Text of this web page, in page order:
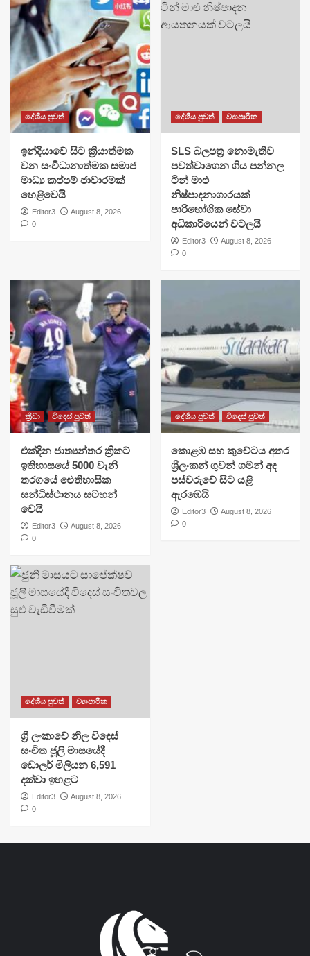
දේශීය පුවත්
​ඉන්දියාවේ සිට ක්‍රියාත්මක
වන සංවිධානාත්මක සමාජ
මාධ්‍ය කප්පම් ජාවාරමක්
හෙළිවෙයි
Editor3
August 8, 2026
0
දේශීය පුවත් ව්‍යාපාරික
SLS බලපත්‍ර නොමැතිව
පවත්වාගෙන ගිය පන්නල
ටින් මාළු
නිෂ්පාදනාගාරයක්
පාරිභෝගික සේවා
අධිකාරියෙන් වටලයි
Editor3
August 8, 2026
0
ක්‍රීඩා විදෙස් පුවත්
එක්දින ජාත්‍යන්තර ක්‍රිකට්
ඉතිහාසයේ 5000 වැනි
තරගයේ ඓතිහාසික
සන්ධිස්ථානය සටහන්
වෙයි
Editor3
August 8, 2026
0
දේශීය පුවත් විදෙස් පුවත්
​කොළඹ සහ කුවේටය අතර
ශ්‍රීලංකන් ගුවන් ගමන් අද
පස්වරුවේ සිට යළි
ඇරඹෙයි
Editor3
August 8, 2026
0
දේශීය පුවත් ව්‍යාපාරික
ශ්‍රී ලංකාවේ නිල විදෙස්
සංචිත ජූලි මාසයේදී
ඩොලර් මිලියන 6,591
දක්වා ඉහළට
Editor3
August 8, 2026
0